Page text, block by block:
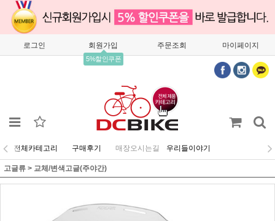
로그인 회원가입
5%할인쿠폰
주문조회 마이페이지
전체카테고리 구매후기 매장오시는길 우리들이야기
고글류 > 교체/변색고글(주야간)